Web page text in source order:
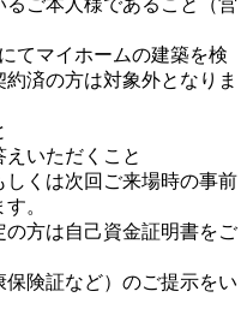
るご本人様であること（営
てマイホームの建築を検
済の方は対象外となりま
えいただくこと
しくは次回ご来場時の事前
。
の方は自己資金証明書をご
保険証など）のご提示をい